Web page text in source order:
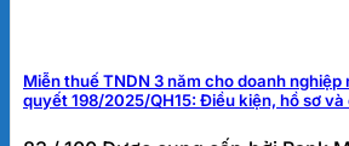
Miễn thuế TNDN 3 năm cho doanh
quyết 198/2025/QH15: Điều kiện, hồ sơ